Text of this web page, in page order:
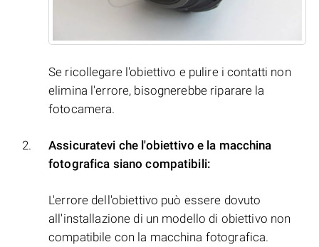
Se ricollegare l'obiettivo e pulire i contatti non
elimina l'errore, bisognerebbe riparare la
fotocamera.
Assicuratevi che l'obiettivo e la macchina
fotografica siano compatibili:
L'errore dell'obiettivo può essere dovuto
all'installazione di un modello di obiettivo non
compatibile con la macchina fotografica.